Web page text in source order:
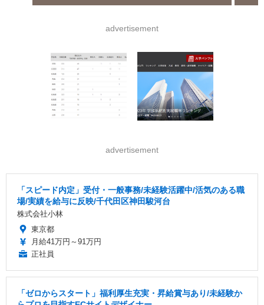
advertisement
advertisement
「スピード内定」受付・一般事務/未経験活躍中/活気のある職
場/実績を給与に反映/千代田区神田駿河台
株式会社小林
東京都
月給41万円～91万円
正社員
「ゼロからスタート」福利厚生充実・昇給賞与あり/未経験か